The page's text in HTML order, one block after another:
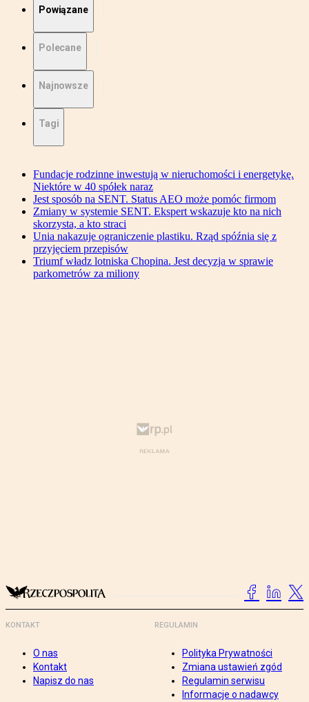
Powiązane
Polecane
Najnowsze
Tagi
Fundacje rodzinne inwestują w nieruchomości i energetykę.
Niektóre w 40 spółek naraz
Jest sposób na SENT. Status AEO może pomóc firmom
Zmiany w systemie SENT. Ekspert wskazuje kto na nich
skorzysta, a kto straci
Unia nakazuje ograniczenie plastiku. Rząd spóźnia się z
przyjęciem przepisów
Triumf władz lotniska Chopina. Jest decyzja w sprawie
parkometrów za miliony
KONTAKT
O nas
Kontakt
Napisz do nas
REGULAMIN
Polityka Prywatności
Zmiana ustawień zgód
Regulamin serwisu
Informacje o nadawcy